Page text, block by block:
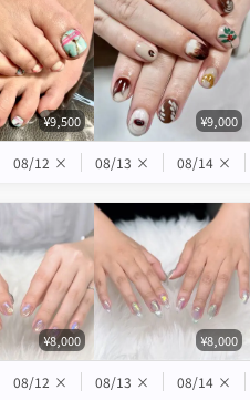
¥9,500 ¥9,000
08/12 × 08/13 × 08/14 ×
¥8,000 ¥8,000
08/12 × 08/13 × 08/14 ×